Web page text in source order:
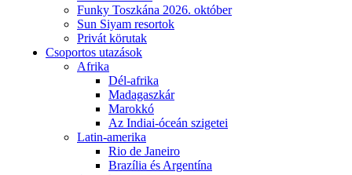
Funky Toszkána 2026. október
Sun Siyam resortok
Privát körutak
Csoportos utazások
Afrika
Dél-afrika
Madagaszkár
Marokkó
Az Indiai-óceán szigetei
Latin-amerika
Rio de Janeiro
Brazília és Argentína